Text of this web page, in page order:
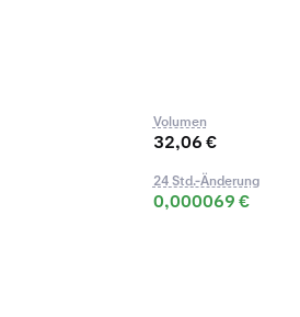
Volumen
32,06 €
24 Std.-Änderung
0,000069 €